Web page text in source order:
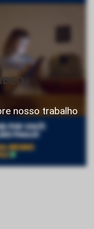
nosso trabalho